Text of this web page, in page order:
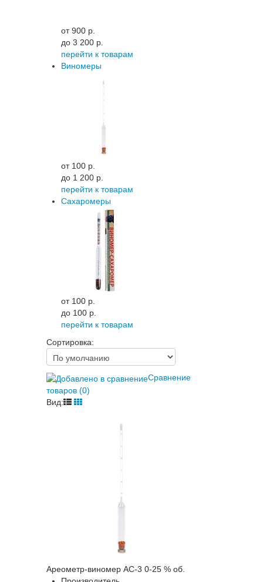
от 900 p.
до 3 200 p.
перейти к товарам
Виномеры
от 100 p.
до 1 200 p.
перейти к товарам
Сахаромеры
от 100 p.
до 100 p.
перейти к товарам
Сортировка:
Сравнение
товаров (0)
Вид:
Ареометр-виномер АС-3 0-25 % об.